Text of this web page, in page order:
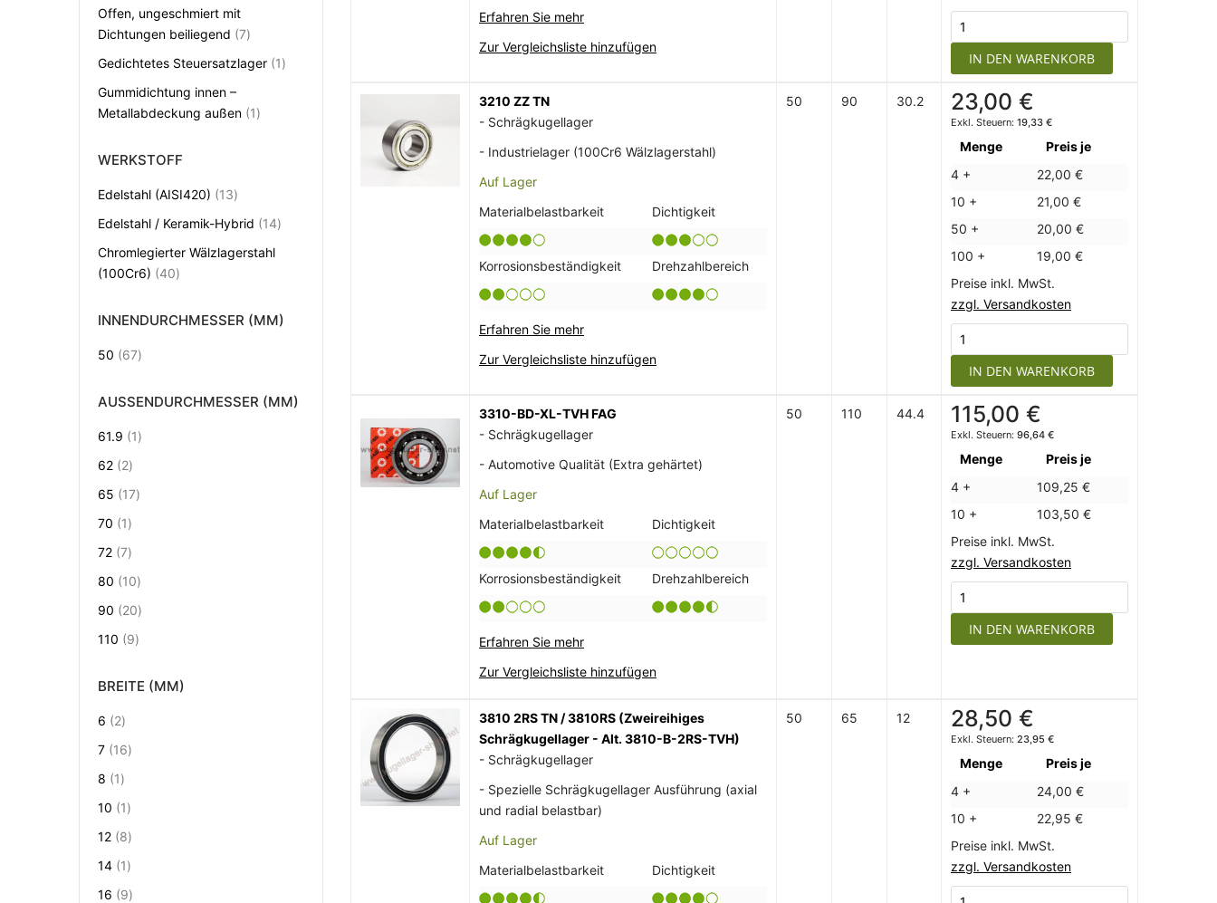
Erfahren Sie mehr
Zur Vergleichsliste hinzufügen
IN DEN WARENKORB
3210 ZZ TN
- Schrägkugellager
- Industrielager (100Cr6 Wälzlagerstahl)
Auf Lager
Materialbelastbarkeit
Dichtigkeit
Korrosionsbeständigkeit Drehzahlbereich
Erfahren Sie mehr
Zur Vergleichsliste hinzufügen
50 90 30.2 23,00 €
19,33 €
Menge
Preis je
4 +
22,00 €
10 +
21,00 €
50 +
20,00 €
100 +
19,00 €
Preise inkl. MwSt.
zzgl. Versandkosten
IN DEN WARENKORB
3310-BD-XL-TVH FAG
- Schrägkugellager
- Automotive Qualität (Extra gehärtet)
Auf Lager
Materialbelastbarkeit
Dichtigkeit
Korrosionsbeständigkeit Drehzahlbereich
Erfahren Sie mehr
Zur Vergleichsliste hinzufügen
50 110 44.4 115,00 €
96,64 €
Menge
Preis je
4 +
109,25 €
10 +
103,50 €
Preise inkl. MwSt.
zzgl. Versandkosten
IN DEN WARENKORB
3810 2RS TN / 3810RS (Zweireihiges
Schrägkugellager - Alt. 3810-B-2RS-TVH)
- Schrägkugellager
- Spezielle Schrägkugellager Ausführung (axial
und radial belastbar)
Auf Lager
Materialbelastbarkeit
Dichtigkeit
50 65 12 28,50 €
23,95 €
Menge
Preis je
4 +
24,00 €
10 +
22,95 €
Preise inkl. MwSt.
zzgl. Versandkosten
Offen, ungeschmiert mit
Dichtungen beiliegend 7Artikel
Gedichtetes Steuersatzlager 1Artikel
Gummidichtung innen –
Metallabdeckung außen 1Artikel
WERKSTOFF
Edelstahl (AISI420) 13Artikel
Edelstahl / Keramik-Hybrid
14Artikel
Chromlegierter Wälzlagerstahl
(100Cr6)
40Artikel
INNENDURCHMESSER (MM)
50 67Artikel
AUSSENDURCHMESSER (MM)
61.9 1Artikel
62 2Artikel
65
17Artikel
70
1Artikel
72 7Artikel
80
10Artikel
90
20Artikel
110
9Artikel
BREITE (MM)
6 2Artikel
7 16Artikel
8
1Artikel
10
1Artikel
12 8Artikel
14 1Artikel
16
9Artikel